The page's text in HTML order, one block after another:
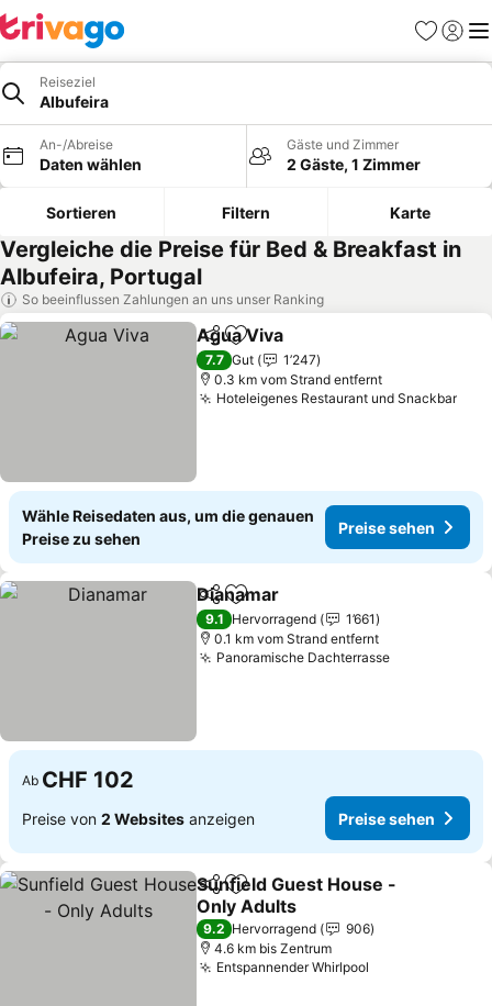
Favoriten
Reiseziel
Albufeira
An-/Abreise
Daten wählen
Gäste und Zimmer
2 Gäste, 1 Zimmer
Sortieren Filtern Karte
Vergleiche die Preise für Bed & Breakfast in
Albufeira, Portugal
So beeinflussen Zahlungen an uns unser Ranking
TeilenZu Favoriten hinzufügen
Agua Viva
7.7 Gut
1’247
0.3 km vom Strand entfernt
Hoteleigenes Restaurant und Snackbar
Wähle Reisedaten aus, um die genauen
Preise zu sehen
Preise sehen
TeilenZu Favoriten hinzufügen
Dianamar
9.1 Hervorragend
1’661
0.1 km vom Strand entfernt
Panoramische Dachterrasse
Ab CHF 102
Preise von 2 Websites anzeigen Preise sehen
TeilenZu Favoriten hinzufügen
Sunfield Guest House -
Only Adults
9.2 Hervorragend
906
4.6 km bis Zentrum
Entspannender Whirlpool